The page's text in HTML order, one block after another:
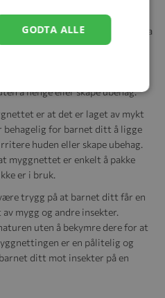
for å være finmasket, slik at selv
gjennom. Dette gir deg ekstra
beskyttet mot bitt og stikk. I
også formsydd for å
setet. Dette betyr at det vil
å henge eller skape ubehag.
er at det er laget av mykt
behagelig for barnet ditt å ligge
huden eller skape ubehag.
myggnettet er enkelt å pakke
er i bruk.
trygg på at barnet ditt får en
mygg og andre insekter.
uten å bekymre dere for at
er en pålitelig og
ditt mot insekter på en
GODTA ALLE